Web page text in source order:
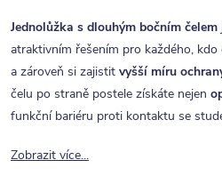
Jednolůžka s dlouhým bočním čelem
atraktivním řešením pro každého,
a zároveň si zajistit vyšší míru
čelu po straně postele získáte nejen
funkční bariéru proti kontaktu se
Zobrazit více...